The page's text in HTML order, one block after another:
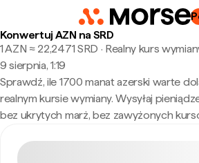
Konwertuj AZN na SRD
1 AZN ≈ 22,2471 SRD · Realny kurs
9 sierpnia, 1:19
Sprawdź, ile 1700 manat azerski warte
realnym kursie wymiany. Wysyłaj
bez ukrytych marż, bez zawyżonych